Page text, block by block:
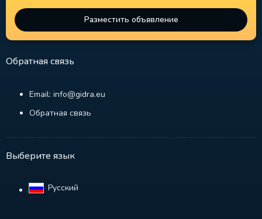
Разместить объявление
Обратная связь
Email: info@gidra.eu
Обратная связь
Выберите язык
Русский‎